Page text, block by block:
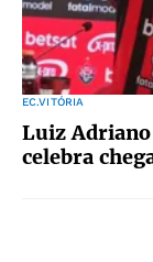
EC.VITÓRIA
Luiz
celebra